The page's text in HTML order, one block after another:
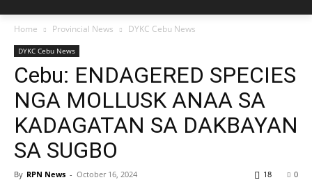
Home Provincial News DYKC Cebu News
DYKC Cebu News
Cebu: ENDAGERED SPECIES
NGA MOLLUSK ANAA SA
KADAGATAN SA DAKBAYAN
SA SUGBO
By RPN News - October 16, 2024 0
18